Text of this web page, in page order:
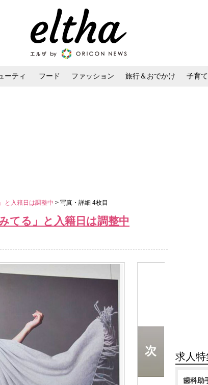
ーティ フード ファッション 旅行＆おでかけ 子育て
と入籍日は調整中 > 写真・詳細 4枚目
てる」と入籍日は調整中
求人特
歯科助